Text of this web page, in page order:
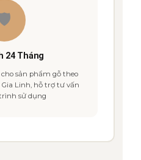
24 Tháng
sản phẩm gỗ theo
Linh, hỗ trợ tư vấn
sử dụng